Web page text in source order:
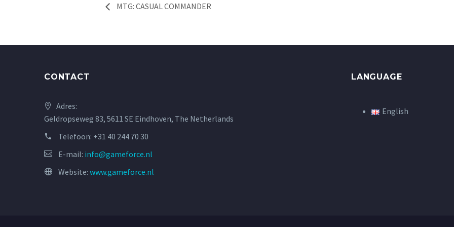
MTG: CASUAL COMMANDER
CONTACT
Adres:
Geldropseweg 83, 5611 SE Eindhoven, The Netherlands
Telefoon: +31 40 244 70 30
E-mail: info@gameforce.nl
Website: www.gameforce.nl
LANGUAGE
English